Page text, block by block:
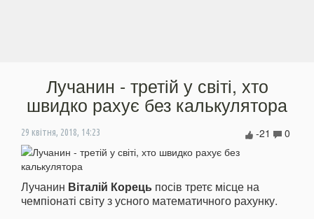
Лучанин - третій у світі, хто
швидко рахує без калькулятора
29 квітня, 2018, 14:23 0
-21
Лучанин Віталій Корець посів третє місце на
чемпіонаті світу з усного математичного рахунку.